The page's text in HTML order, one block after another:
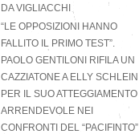
DA VIGLIACCHI
“LE OPPOSIZIONI HANNO
FALLITO IL PRIMO TEST”.
PAOLO GENTILONI RIFILA UN
CAZZIATONE A ELLY SCHLEIN
PER IL SUO ATTEGGIAMENTO
ARRENDEVOLE NEI
CONFRONTI DEL “PACIFINTO”